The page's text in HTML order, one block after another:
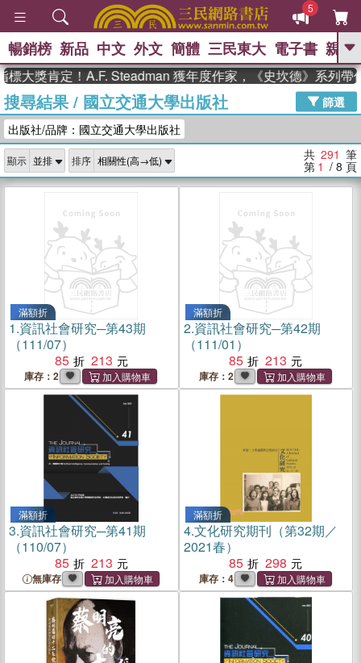
5
GO
熱搜： 東野圭吾 高希均教授回憶錄
、 The Odyssey 、 父親節 、 如果歷
史是一群喵
獎 臺灣漫遊錄 、 方念華 、 台灣的李
登輝時代
數學女孩：黎曼猜想 、
偉大的迷走神經
暢銷榜 新品 中文 外文 簡體 三民東大 電子書 親子
肯定！A.F. Steadman 獲年度作家，《史坎德》系列帶你踏上
搜尋結果/ 國立交通大學出版社
篩選
出版社/品牌：國立交通大學出版社
顯示 排序 共 291 筆
第 1 / 8 頁
滿額折
1.資訊社會研究─第43期
（111/07）
85
213
庫存：2
滿額折
2.資訊社會研究─第42期
（111/01）
85
213
庫存：2
滿額折
3.資訊社會研究─第41期
（110/07）
85
213
無庫存
滿額折
4.文化研究期刊（第32期／
2021春）
85
298
庫存：4